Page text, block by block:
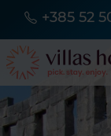
+385 52